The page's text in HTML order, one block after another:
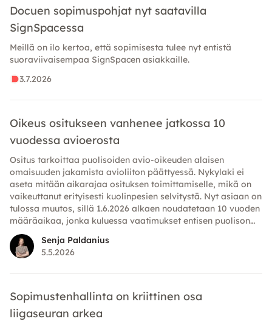
Docuen sopimuspohjat nyt saatavilla
SignSpacessa
Meillä on ilo kertoa, että sopimisesta tulee nyt entistä
suoraviivaisempaa SignSpacen asiakkaille.
3.7.2026
Oikeus ositukseen vanhenee jatkossa 10
vuodessa avioerosta
Ositus tarkoittaa puolisoiden avio-oikeuden alaisen
omaisuuden jakamista avioliiton päättyessä. Nykylaki ei
aseta mitään aikarajaa osituksen toimittamiselle, mikä on
vaikeuttanut erityisesti kuolinpesien selvitystä. Nyt asiaan on
tulossa muutos, sillä 1.6.2026 alkaen noudatetaan 10 vuoden
määräaikaa, jonka kuluessa vaatimukset entisen puolison
omaisuutta kohtaan on esitettävä.
Senja Paldanius
5.5.2026
Sopimustenhallinta on kriittinen osa
liigaseuran arkea